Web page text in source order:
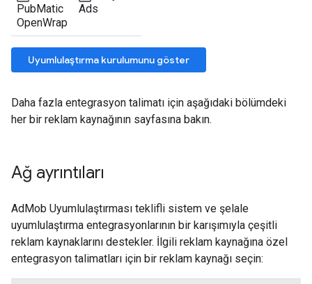
Daha fazla entegrasyon talimatı için aşağıdaki bölümdeki
her bir reklam kaynağının sayfasına bakın.
Ağ ayrıntıları
AdMob Uyumlulaştırması teklifli sistem ve şelale
uyumlulaştırma entegrasyonlarının bir karışımıyla çeşitli
reklam kaynaklarını destekler. İlgili reklam kaynağına özel
entegrasyon talimatları için bir reklam kaynağı seçin: